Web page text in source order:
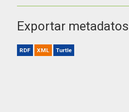
Exportar metadatos
RDF XML Turtle